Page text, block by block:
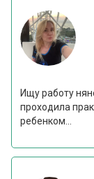
Ищу работу
проходила
ребенком...